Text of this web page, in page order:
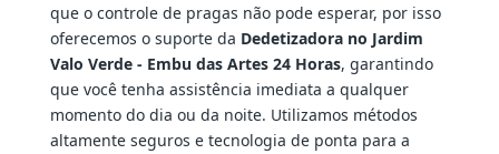
que o controle de pragas não pode esperar, por isso
oferecemos o suporte da Dedetizadora no Jardim
Valo Verde - Embu das Artes 24 Horas, garantindo
que você tenha assistência imediata a qualquer
momento do dia ou da noite. Utilizamos métodos
altamente seguros e tecnologia de ponta para a